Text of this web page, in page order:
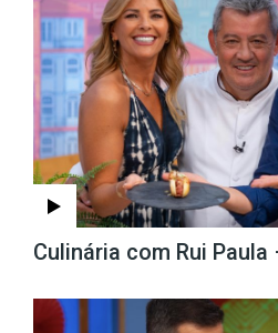
Culinária com Rui Paula